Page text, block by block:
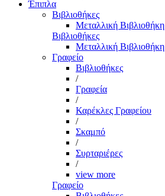
Έπιπλα
Βιβλιοθήκες
Μεταλλική Βιβλιοθήκη
Βιβλιοθήκες
Μεταλλική Βιβλιοθήκη
Γραφείο
Βιβλιοθήκες
/
Γραφεία
/
Καρέκλες Γραφείου
/
Σκαμπό
/
Συρταριέρες
/
view more
Γραφείο